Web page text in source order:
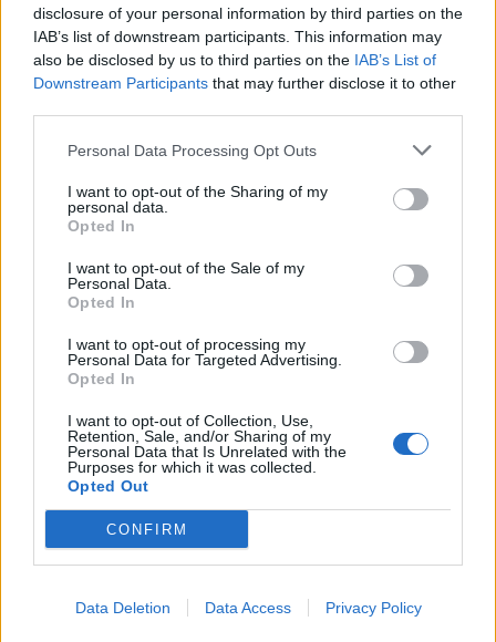
disclosure of your personal information by third parties on the
IAB’s list of downstream participants. This information may
also be disclosed by us to third parties on the IAB’s List of
Downstream Participants that may further disclose it to other
Personal Data Processing Opt Outs
I want to opt-out of the Sharing of my
personal data.
Opted In
I want to opt-out of the Sale of my
Personal Data.
Opted In
I want to opt-out of processing my
Personal Data for Targeted Advertising.
Opted In
I want to opt-out of Collection, Use,
Retention, Sale, and/or Sharing of my
Personal Data that Is Unrelated with the
Purposes for which it was collected.
Opted Out
CONFIRM
Data Deletion Data Access Privacy Policy
„Školu investovania uskutočňujeme pravidelne na jar a v
jeseni. S mnohými účastníkmi sa stretávame i
opakovane, postupne prechádzajú všetkými tematickými
toho, aby uvažovali o tom, že s obchodovaním na burze
začnú. Semináre sú otvorené všetkým a nás teší, že je o
nich stále veľký záujem. Tento rok štartujeme 3. októbra
v Bratislave a ďalšie mestá budú nasledovať,“
začatie jesenného cyklu Jan Bláha, obchodný a
marketingový riaditeľ Fio banky.
Viac informácií a registrácia na semináre na
Financie
Bežné účty
Pôžičky